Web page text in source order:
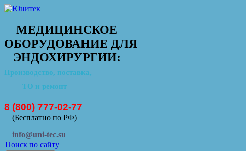
МЕДИЦИНСКОЕ
ОБОРУДОВАНИЕ ДЛЯ
ЭНДОХИРУРГИИ:
Производство, поставка,
ТО и ремонт
8 (800) 777-02-77
(Бесплатно по РФ)
info@uni-tec.su
Поиск по сайту